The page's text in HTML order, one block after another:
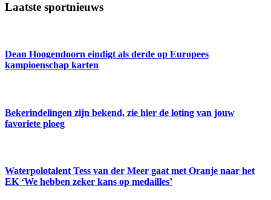
Laatste sportnieuws
Dean Hoogendoorn eindigt als derde op Europees
kampioenschap karten
Bekerindelingen zijn bekend, zie hier de loting van jouw
favoriete ploeg
Waterpolotalent Tess van der Meer gaat met Oranje naar het
EK ‘We hebben zeker kans op medailles’